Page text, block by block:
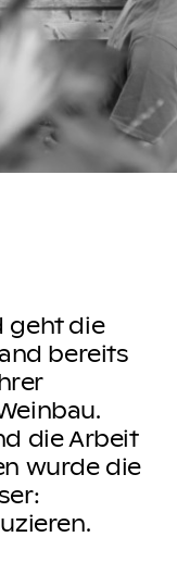
geht die
bereits
die Arbeit
wurde die